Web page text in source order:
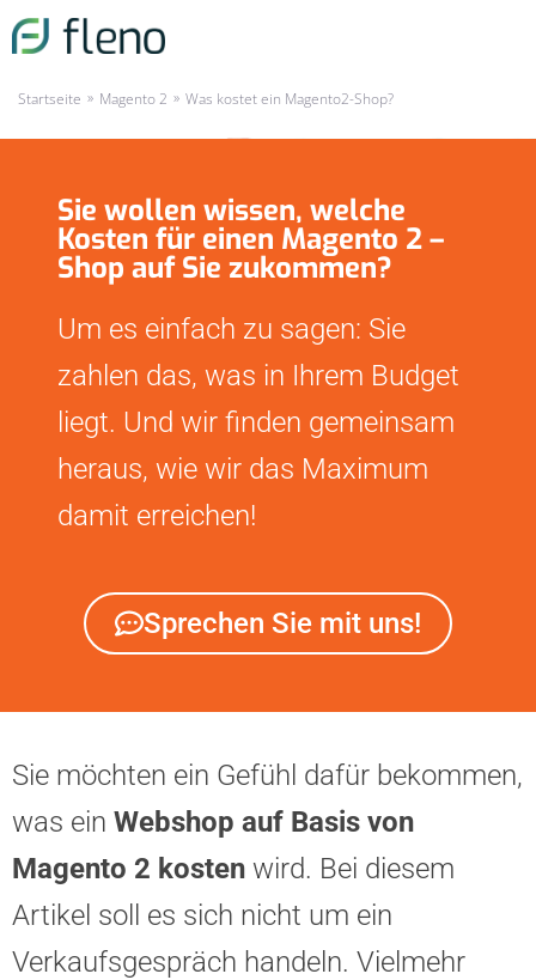
Startseite » Magento 2 » Was kostet ein Magento2-Shop?
Sie wollen wissen, welche
Kosten für einen Magento 2 –
Shop auf Sie zukommen?
Um es einfach zu sagen: Sie
zahlen das, was in Ihrem Budget
liegt. Und wir finden gemeinsam
heraus, wie wir das Maximum
damit erreichen!
Sprechen Sie mit uns!
Sie möchten ein Gefühl dafür bekommen,
was ein Webshop auf Basis von
Magento 2 kosten wird. Bei diesem
Artikel soll es sich nicht um ein
Verkaufsgespräch handeln. Vielmehr